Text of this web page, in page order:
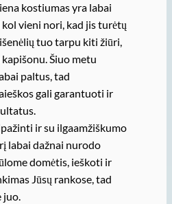
kostiumas yra labai
vieni nori, kad jis turėtų
tuo tarpu kiti žiūri,
Šiuo metu
paltus, tad
gali garantuoti ir
ir su ilgaamžiškumo
labai dažnai nurodo
domėtis, ieškoti ir
Jūsų rankose, tad
juo.